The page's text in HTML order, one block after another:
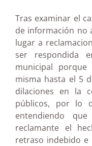
Tras examinar el
de información no
lugar a
ser respondida
municipal
misma hasta el 5
dilaciones en la
públicos, por lo
entendiendo
reclamante el
retraso indebido e